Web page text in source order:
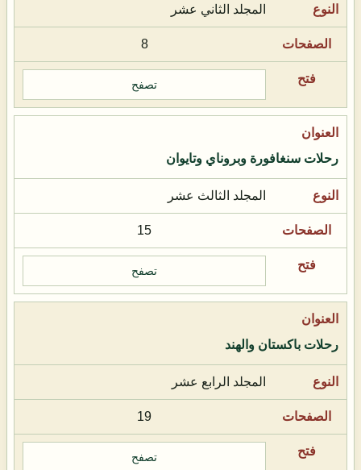
المجلد الثاني عشر
8
تصفح
رحلات سنغافورة وبروناي وتايوان
المجلد الثالث عشر
15
تصفح
رحلات باكستان والهند
المجلد الرابع عشر
19
تصفح